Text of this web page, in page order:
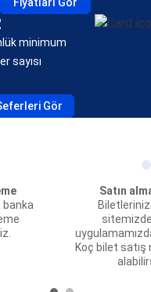
minimum
sayısı
Gör
banka
Satın
Koç bilet satış